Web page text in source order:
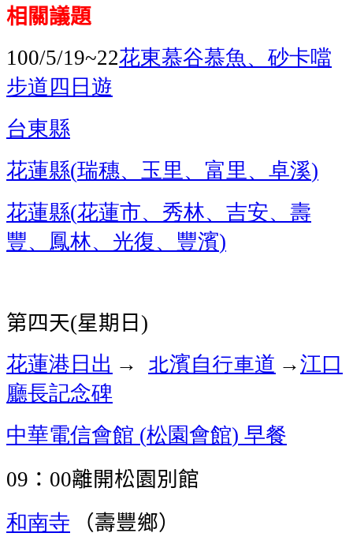
相關議題
100/5/19~22花東慕谷慕魚、砂卡噹
步道四日遊
台東縣
花蓮縣(瑞穗、玉里、富里、卓溪)
花蓮縣(花蓮市、秀林、吉安、壽
豐、鳳林、光復、豐濱)
第四天(星期日)
花蓮港日出 → 北濱自行車道 →江口
廳長記念碑
中華電信會館 (松園會館) 早餐
09 ： 00離開松園別館
和南寺
（壽豐鄉）